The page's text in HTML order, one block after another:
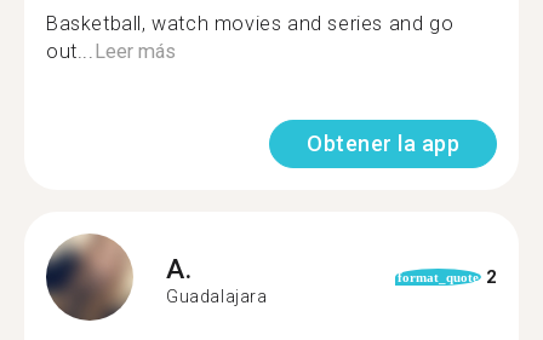
Basketball, watch movies and series and go
out...Leer más
Obtener la app
A.
Guadalajara
format_quote 2